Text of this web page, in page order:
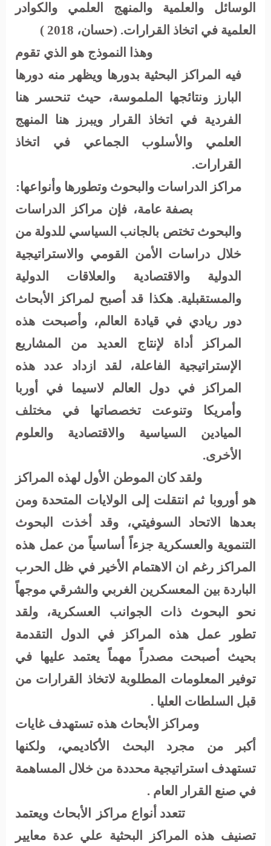
الوسائل والعلمية والمنهج العلمي والكوادر
العلمية في اتخاذ القرارات. (حسان، 2018 )
وهذا النموذج هو الذي تقوم
فيه المراكز البحثية بدورها ويظهر منه دورها
البارز ونتائجها الملموسة، حيث تنحسر هنا
الفردية في اتخاذ القرار ويبرز هنا المنهج
العلمي والأسلوب الجماعي في اتخاذ
القرارات.
مراكز الدراسات والبحوث وتطورها وأنواعها:
بصفة عامة، فإن مراكز الدراسات
والبحوث تختص بالجانب السياسي للدولة من
خلال دراسات الأمن القومي والاستراتيجية
الدولية والاقتصادية والعلاقات الدولية
والمستقبلية. هكذا قد أصبح لمراكز الأبحاث
دور ريادي في قيادة العالم، وأصبحت هذه
المراكز أداة لإنتاج العديد من المشاريع
الإستراتيجية الفاعلة، لقد ازداد عدد هذه
المراكز في دول العالم لاسيما في أوربا
وأمريكا وتنوعت تخصصاتها في مختلف
الميادين السياسية والاقتصادية والعلوم
الأخرى.
ولقد كان الموطن الأول لهذه المراكز
هو أوروبا ثم انتقلت إلى الولايات المتحدة ومن
بعدها الاتحاد السوفيتي، وقد أخذت البحوث
التنموية والعسكرية جزءاً أساسياً من عمل هذه
المراكز رغم ان الاهتمام الأخير في ظل الحرب
الباردة بين المعسكرين الغربي والشرقي موجهاً
نحو البحوث ذات الجوانب العسكرية، ولقد
تطور عمل هذه المراكز في الدول التقدمة
بحيث أصبحت مصدراً مهماً يعتمد عليها في
توفير المعلومات المطلوبة لاتخاذ القرارات من
قبل السلطات العليا .
ومراكز الأبحاث هذه تستهدف غايات
أكبر من مجرد البحث الأكاديمي، ولكنها
تستهدف استراتيجية محددة من خلال المساهمة
في صنع القرار العام .
تتعدد أنواع مراكز الأبحاث ويعتمد
تصنيف هذه المراكز البحثية علي عدة معايير